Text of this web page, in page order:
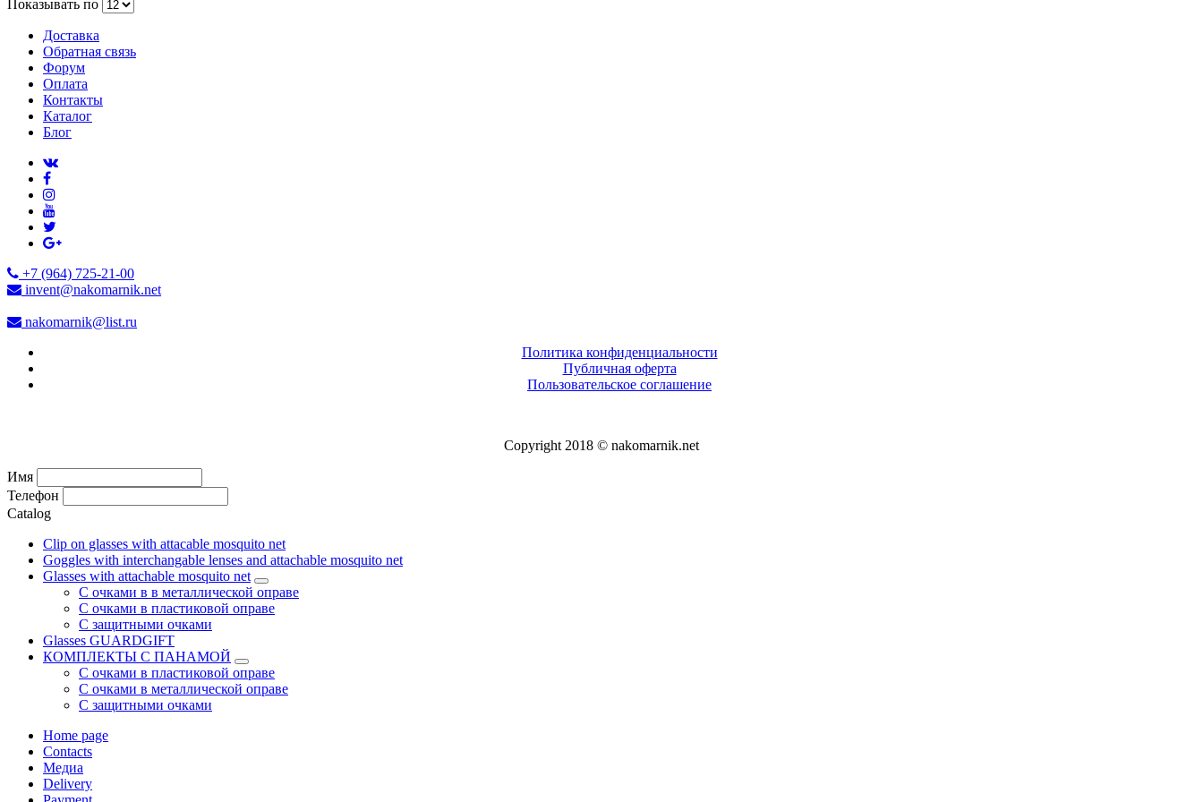
Показывать по
Доставка
Обратная связь
Форум
Оплата
Контакты
Каталог
Блог
+7 (964) 725-21-00
invent@nakomarnik.net
nakomarnik@list.ru
Политика конфиденциальности
Публичная оферта
Пользовательское соглашение
Copyright 2018 © nakomarnik.net
Имя
Телефон
Catalog
Clip on glasses with attacable mosquito net
Goggles with interchangable lenses and attachable mosquito net
Glasses with attachable mosquito net
С очками в в металлической оправе
С очками в пластиковой оправе
С защитными очками
Glasses GUARDGIFT
КОМПЛЕКТЫ С ПАНАМОЙ
С очками в пластиковой оправе
С очками в металлической оправе
С защитными очками
Home page
Contacts
Медиа
Delivery